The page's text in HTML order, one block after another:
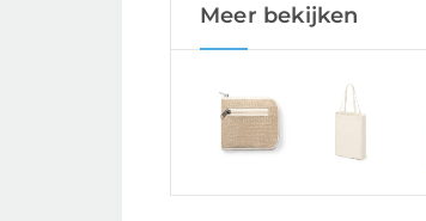
Meer bekijken